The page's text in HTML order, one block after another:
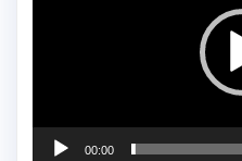
00:00